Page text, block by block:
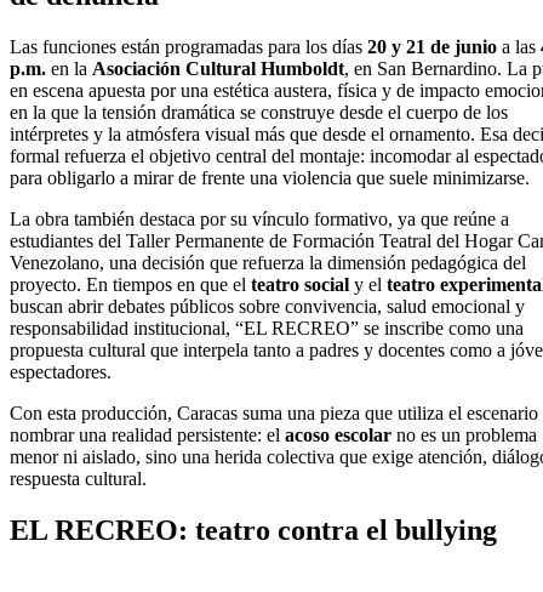
Las funciones están programadas para los días 20 y 21 de junio a las
p.m. en la Asociación Cultural Humboldt, en San Bernardino. La
en escena apuesta por una estética austera, física y de impacto
en la que la tensión dramática se construye desde el cuerpo de los
intérpretes y la atmósfera visual más que desde el ornamento. Esa
formal refuerza el objetivo central del montaje: incomodar al
para obligarlo a mirar de frente una violencia que suele minimizarse.
La obra también destaca por su vínculo formativo, ya que reúne a
estudiantes del Taller Permanente de Formación Teatral del Hogar
Venezolano, una decisión que refuerza la dimensión pedagógica del
proyecto. En tiempos en que el teatro social y el teatro
buscan abrir debates públicos sobre convivencia, salud emocional y
responsabilidad institucional, “EL RECREO” se inscribe como una
propuesta cultural que interpela tanto a padres y docentes como a
espectadores.
Con esta producción, Caracas suma una pieza que utiliza el escenario
nombrar una realidad persistente: el acoso escolar no es un problema
menor ni aislado, sino una herida colectiva que exige atención,
respuesta cultural.
EL RECREO: teatro contra el bullying